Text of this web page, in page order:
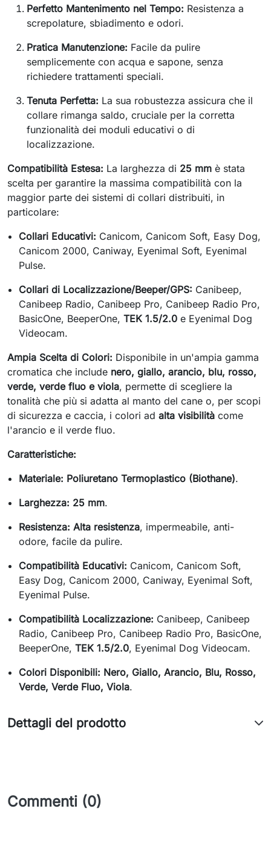
Perfetto Mantenimento nel Tempo: Resistenza a
screpolature, sbiadimento e odori.
Pratica Manutenzione: Facile da pulire
semplicemente con acqua e sapone, senza
richiedere trattamenti speciali.
Tenuta Perfetta: La sua robustezza assicura che il
collare rimanga saldo, cruciale per la corretta
funzionalità dei moduli educativi o di
localizzazione.
Compatibilità Estesa: La larghezza di 25 mm è stata
scelta per garantire la massima compatibilità con la
maggior parte dei sistemi di collari distribuiti, in
particolare:
Collari Educativi: Canicom, Canicom Soft, Easy Dog,
Canicom 2000, Caniway, Eyenimal Soft, Eyenimal
Pulse.
Collari di Localizzazione/Beeper/GPS: Canibeep,
Canibeep Radio, Canibeep Pro, Canibeep Radio Pro,
BasicOne, BeeperOne,TEK 1.5/2.0 e Eyenimal Dog
Videocam.
Ampia Scelta di Colori: Disponibile in un'ampia gamma
cromatica che include nero, giallo, arancio, blu, rosso,
verde, verde fluo e viola, permette di scegliere la
tonalità che più si adatta al manto del cane o, per scopi
di sicurezza e caccia, i colori ad alta visibilità come
l'arancio e il verde fluo.
Caratteristiche:
Materiale: Poliuretano Termoplastico (Biothane).
Larghezza: 25 mm.
Resistenza: Alta resistenza, impermeabile, anti-
odore, facile da pulire.
Compatibilità Educativi: Canicom, Canicom Soft,
Easy Dog, Canicom 2000, Caniway, Eyenimal Soft,
Eyenimal Pulse.
Compatibilità Localizzazione: Canibeep, Canibeep
Radio, Canibeep Pro, Canibeep Radio Pro, BasicOne,
BeeperOne,TEK 1.5/2.0, Eyenimal Dog Videocam.
Colori Disponibili: Nero, Giallo, Arancio, Blu, Rosso,
Verde, Verde Fluo, Viola.
Dettagli del prodotto
Commenti (0)